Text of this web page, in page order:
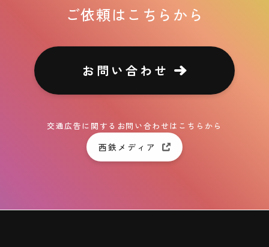
ご依頼はこちらから
お問い合わせ
交通広告に関するお問い合わせはこちらから
西鉄メディア